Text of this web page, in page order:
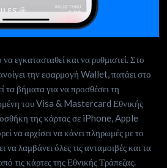
εγκατασταθεί και να ρυθμιστεί. Στο
την εφαρμογή Wallet, πατάει στο
τα βήματα για να προσθέσει τη
του Visa & Mastercard Εθνικής
της κάρτας σε iPhone, Apple
να αρχίσει να κάνει πληρωμές με το
να λαμβάνει όλες τις ανταμοιβές και τα
τις κάρτες της Εθνικής Τράπεζας.